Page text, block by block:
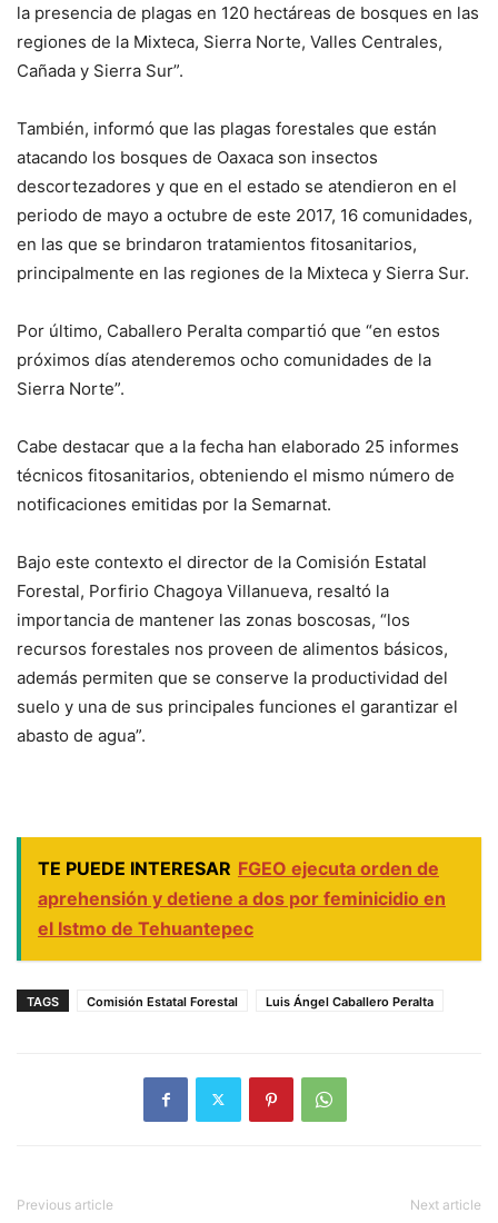
la presencia de plagas en 120 hectáreas de bosques en las
regiones de la Mixteca, Sierra Norte, Valles Centrales,
Cañada y Sierra Sur”.
También, informó que las plagas forestales que están
atacando los bosques de Oaxaca son insectos
descortezadores y que en el estado se atendieron en el
periodo de mayo a octubre de este 2017, 16 comunidades,
en las que se brindaron tratamientos fitosanitarios,
principalmente en las regiones de la Mixteca y Sierra Sur.
Por último, Caballero Peralta compartió que “en estos
próximos días atenderemos ocho comunidades de la
Sierra Norte”.
Cabe destacar que a la fecha han elaborado 25 informes
técnicos fitosanitarios, obteniendo el mismo número de
notificaciones emitidas por la Semarnat.
Bajo este contexto el director de la Comisión Estatal
Forestal, Porfirio Chagoya Villanueva, resaltó la
importancia de mantener las zonas boscosas, “los
recursos forestales nos proveen de alimentos básicos,
además permiten que se conserve la productividad del
suelo y una de sus principales funciones el garantizar el
abasto de agua”.
TE PUEDE INTERESAR FGEO ejecuta orden de
aprehensión y detiene a dos por feminicidio en
el Istmo de Tehuantepec
TAGS Comisión Estatal Forestal Luis Ángel Caballero Peralta
Previous article Next article